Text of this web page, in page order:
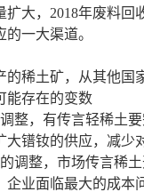
，2018年废料回收
一大渠道。
土矿，从其他国家
存在的变数
，有传言轻稀土要
镨钕的供应，减少
整，市场传言稀土
企业面临最大的成本